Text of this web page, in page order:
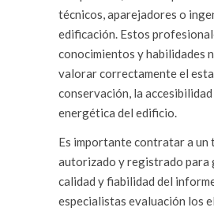
técnicos, aparejadores o
edificación. Estos
conocimientos y habilidades
valorar correctamente el
conservación, la
energética del edificio.
Es importante contratar a un
autorizado y registrado para
calidad y fiabilidad del
especialistas evaluación los